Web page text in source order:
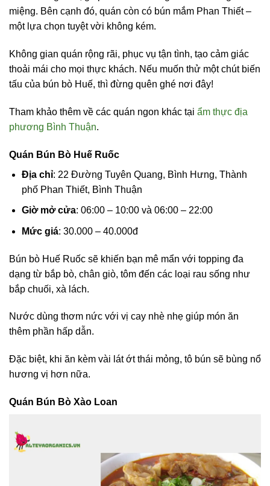
miệng. Bên cạnh đó, quán còn có bún mắm Phan Thiết –
một lựa chọn tuyệt vời không kém.
Không gian quán rộng rãi, phục vụ tận tình, tạo cảm giác
thoải mái cho mọi thực khách. Nếu muốn thử một chút biến
tấu của bún bò Huế, thì đừng quên ghé nơi đây!
Tham khảo thêm về các quán ngon khác tại ẩm thực địa
phương Bình Thuận.
Quán Bún Bò Huế Ruốc
Địa chỉ: 22 Đường Tuyên Quang, Bình Hưng, Thành
phố Phan Thiết, Bình Thuận
Giờ mở cửa: 06:00 – 10:00 và 06:00 – 22:00
Mức giá: 30.000 – 40.000đ
Bún bò Huế Ruốc sẽ khiến bạn mê mẩn với topping đa
dạng từ bắp bò, chân giò, tôm đến các loại rau sống như
bắp chuối, xà lách.
Nước dùng thơm nức với vị cay nhè nhẹ giúp món ăn
thêm phần hấp dẫn.
Đặc biệt, khi ăn kèm vài lát ớt thái mỏng, tô bún sẽ bùng nổ
hương vị hơn nữa.
Quán Bún Bò Xào Loan